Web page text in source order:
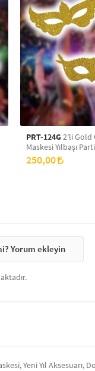
PRT-124G2'li Gold
Maskesi Yılbaşı
Yeni Yıl Aksesuarı,
Günü Parti Maskesi,
250,00
Yorum ekleyin
Yeni Yıl